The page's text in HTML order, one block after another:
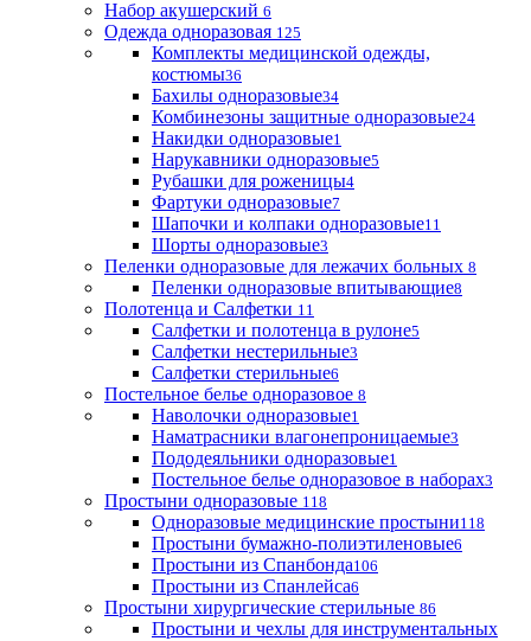
Набор акушерский 6
Одежда одноразовая 125
Комплекты медицинской одежды,
костюмы36
Бахилы одноразовые34
Комбинезоны защитные одноразовые24
Накидки одноразовые1
Нарукавники одноразовые5
Рубашки для роженицы4
Фартуки одноразовые7
Шапочки и колпаки одноразовые11
Шорты одноразовые3
Пеленки одноразовые для лежачих больных 8
Пеленки одноразовые впитывающие8
Полотенца и Салфетки 11
Салфетки и полотенца в рулоне5
Салфетки нестерильные3
Салфетки стерильные6
Постельное белье одноразовое 8
Наволочки одноразовые1
Наматрасники влагонепроницаемые3
Пододеяльники одноразовые1
Постельное белье одноразовое в наборах3
Простыни одноразовые 118
Одноразовые медицинские простыни118
Простыни бумажно-полиэтиленовые6
Простыни из Спанбонда106
Простыни из Спанлейса6
Простыни хирургические стерильные 86
Простыни и чехлы для инструментальных